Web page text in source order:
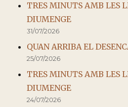
TRES MINUTS AMB LES
DIUMENGE
31/07/2026
QUAN ARRIBA EL
25/07/2026
TRES MINUTS AMB LES
DIUMENGE
24/07/2026